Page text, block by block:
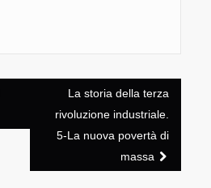
La storia della terza
rivoluzione industriale.
5-La nuova povertà di
massa